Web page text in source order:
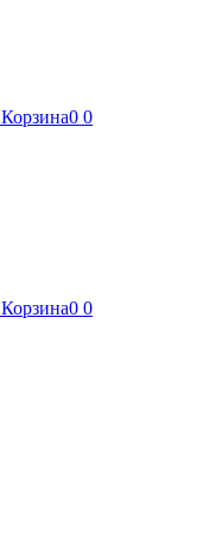
Корзина0 0
Корзина0 0